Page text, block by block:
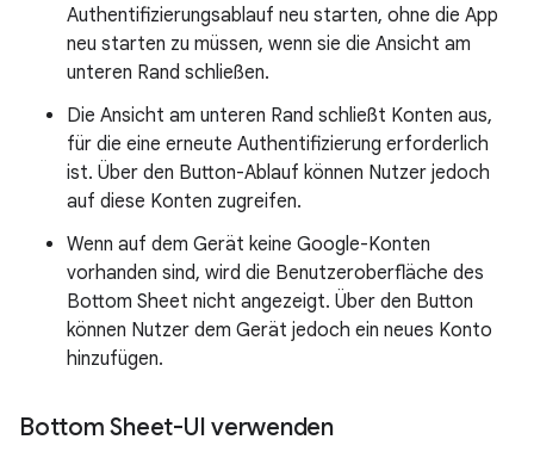
Authentifizierungsablauf neu starten, ohne die App
neu starten zu müssen, wenn sie die Ansicht am
unteren Rand schließen.
Die Ansicht am unteren Rand schließt Konten aus,
für die eine erneute Authentifizierung erforderlich
ist. Über den Button-Ablauf können Nutzer jedoch
auf diese Konten zugreifen.
Wenn auf dem Gerät keine Google-Konten
vorhanden sind, wird die Benutzeroberfläche des
Bottom Sheet nicht angezeigt. Über den Button
können Nutzer dem Gerät jedoch ein neues Konto
hinzufügen.
Bottom Sheet-UI verwenden